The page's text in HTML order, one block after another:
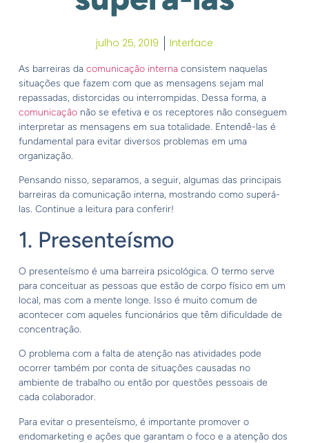
julho 25, 2019 Interface
As barreiras da comunicação internaconsistem naquelas
situações que fazem com que as mensagens sejam mal
repassadas, distorcidas ou interrompidas. Dessa forma, a
comunicaçãonão se efetiva e os receptores não conseguem
interpretar as mensagens em sua totalidade. Entendê-las é
fundamental para evitar diversos problemas em uma
organização.
Pensando nisso, separamos, a seguir, algumas das principais
barreiras da comunicação interna, mostrando como superá-
las. Continue a leitura para conferir!
1. Presenteísmo
O presenteísmo é uma barreira psicológica. O termo serve
para conceituar as pessoas que estão de corpo físico em um
local, mas com a mente longe. Isso é muito comum de
acontecer com aqueles funcionários que têm dificuldade de
concentração.
O problema com a falta de atenção nas atividades pode
ocorrer também por conta de situações causadas no
ambiente de trabalho ou então por questões pessoais de
cada colaborador.
Para evitar o presenteísmo, é importante promover o
endomarketing e ações que garantam o foco e a atenção dos